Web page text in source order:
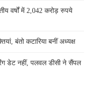
वर्षों में 2,042 करोड़ रुपये
बंतो कटारिया बनीं अध्यक्ष
डेट नहीं, पलवल डीसी ने सैंपल